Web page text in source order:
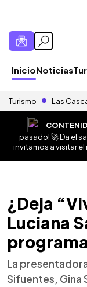
InicioNoticias
Turismo Las
pasado! 🚀 Da el
invitamos a visitar
¿Deja
Luciana
La
Sifuentes, Gina